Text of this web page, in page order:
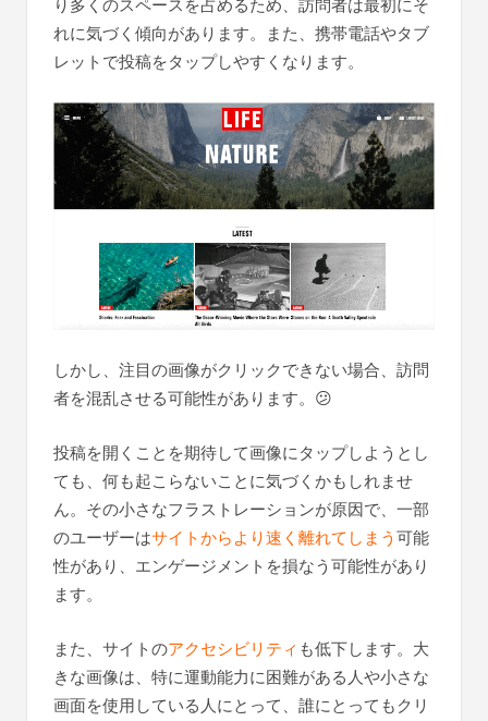
り多くのスペースを占めるため、訪問者は最初にそ
れに気づく傾向があります。また、携帯電話やタブ
レットで投稿をタップしやすくなります。
しかし、注目の画像がクリックできない場合、訪問
者を混乱させる可能性があります。😕
投稿を開くことを期待して画像にタップしようとし
ても、何も起こらないことに気づくかもしれませ
ん。その小さなフラストレーションが原因で、一部
のユーザーはサイトからより速く離れてしまう可能
性があり、エンゲージメントを損なう可能性があり
ます。
また、サイトのアクセシビリティ も低下します。大
きな画像は、特に運動能力に困難がある人や小さな
画面を使用している人にとって、誰にとってもクリ